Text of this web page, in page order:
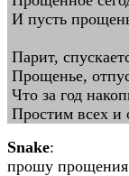
И пусть
Парит,
Прощенье,
Что за год
Простим всех и
Snake:
прошу прощения